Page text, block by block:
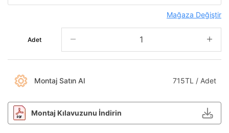
Mağaza Değiştir
Adet
Montaj Satın Al 715TL / Adet
Montaj Kılavuzunu İndirin